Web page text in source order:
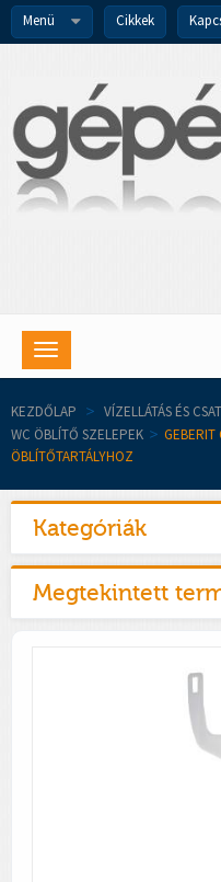
Menü Cikkek
Toggle
navigation
KEZDŐLAP > VÍZELLÁTÁS ÉS
WC ÖBLÍTŐ SZELEPEK > GEBERIT
ÖBLÍTŐTARTÁLYHOZ
Kategóriák
Megtekintett